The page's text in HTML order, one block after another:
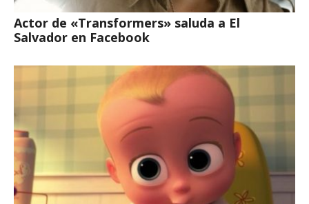
Actor de «Transformers» saluda a El
Salvador en Facebook